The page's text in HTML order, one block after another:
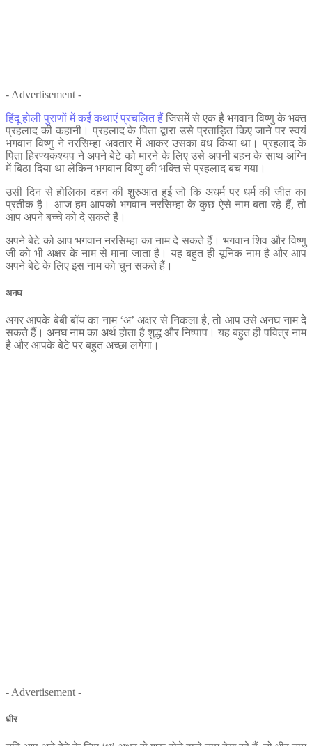
- Advertisement -
हिंदू होली पुराणों में कई कथाएं प्रचलित हैं जिसमें से एक है भगवान विष्‍णु के भक्‍त
प्रहलाद की कहानी। प्रहलाद के पिता द्वारा उसे प्रताड़ित किए जाने पर स्‍वयं
भगवान विष्‍णु ने नरसिम्‍हा अवतार में आकर उसका वध किया था। प्रहलाद के
पिता हिरण्‍यकश्‍यप ने अपने बेटे को मारने के लिए उसे अपनी बहन के साथ अग्नि
में बिठा दिया था लेकिन भगवान विष्‍णु की भक्‍ति से प्रहलाद बच गया।
उसी दिन से होलिका दहन की शुरुआत हुई जो कि अधर्म पर धर्म की जीत का
प्रतीक है। आज हम आपको भगवान नरसिम्‍हा के कुछ ऐसे नाम बता रहे हैं, तो
आप अपने बच्‍चे को दे सकते हैं।
अपने बेटे को आप भगवान नरसिम्‍हा का नाम दे सकते हैं। भगवान शिव और विष्‍णु
जी को भी अक्षर के नाम से माना जाता है। यह बहुत ही यूनिक नाम है और आप
अपने बेटे के लिए इस नाम को चुन सकते हैं।
अनघ
अगर आपके बेबी बॉय का नाम ‘अ’ अक्षर से निकला है, तो आप उसे अनघ नाम दे
सकते हैं। अनघ नाम का अर्थ होता है शुद्ध और निष्पाप। यह बहुत ही पवित्र नाम
है और आपके बेटे पर बहुत अच्‍छा लगेगा।
- Advertisement -
धीर